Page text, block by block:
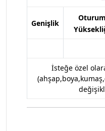
Genişlik
Oturum
İsteğe özel